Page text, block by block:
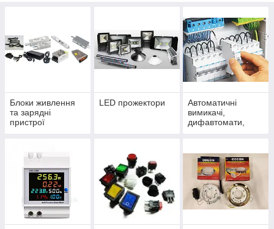
Блоки живлення
та зарядні
пристрої
LED прожектори
Автоматичні
вимикачі,
дифавтомати,